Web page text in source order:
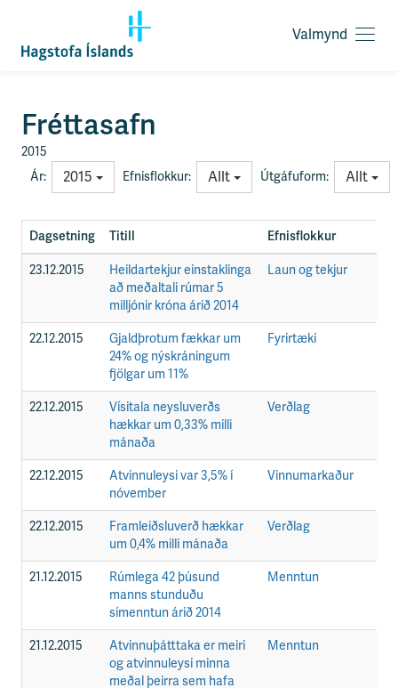
O
m
n
d
Valmynd
Fréttasafn
2015
Ár:
2015 Efnisflokkur: Allt Útgáfuform: Allt
Dagsetning Titill Efnisflokkur
23.12.2015
Heildartekjur einstaklinga
að meðaltali rúmar 5
milljónir króna árið 2014
Laun og tekjur
22.12.2015
Gjaldþrotum fækkar um
24% og nýskráningum
fjölgar um 11%
Fyrirtæki
22.12.2015
Vísitala neysluverðs
hækkar um 0,33% milli
mánaða
Verðlag
22.12.2015
Atvinnuleysi var 3,5% í
nóvember
Vinnumarkaður
22.12.2015
Framleiðsluverð hækkar
um 0,4% milli mánaða
Verðlag
21.12.2015
Rúmlega 42 þúsund
manns stunduðu
símenntun árið 2014
Menntun
21.12.2015
Atvinnuþátttaka er meiri
og atvinnuleysi minna
meðal þeirra sem hafa
Menntun